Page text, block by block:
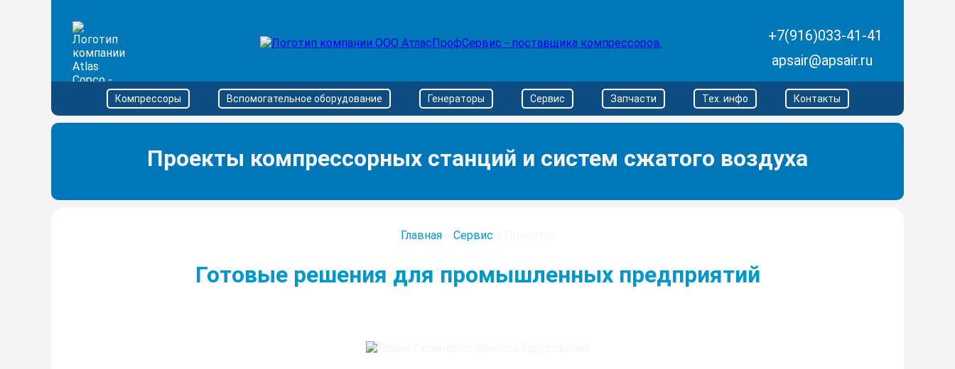
+7(916)033-41-41
apsair@apsair.ru
Компрессоры Вспомогательное оборудование Генераторы Сервис Запчасти Тех. инфо Контакты
Проекты компрессорных станций и систем сжатого воздуха
Главная Сервис
Готовые решения для промышленных предприятий